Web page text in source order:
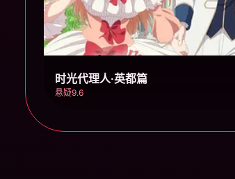
时光代理人·英都篇
悬疑9.6